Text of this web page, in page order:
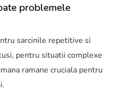
problemele
sarcinile repetitive si
pentru situatii complexe
ramane cruciala pentru